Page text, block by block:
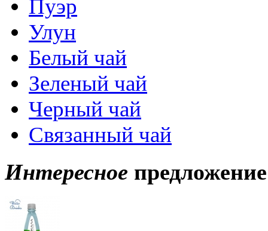
Пуэр
Улун
Белый чай
Зеленый чай
Черный чай
Связанный чай
Интересное предложение